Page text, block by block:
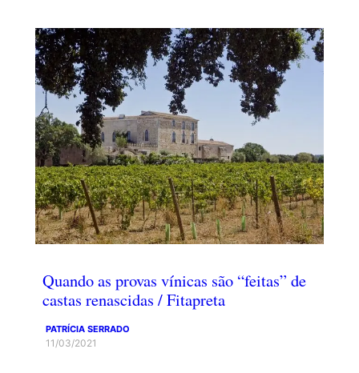
Quando as provas vínicas são “feitas” de
castas renascidas / Fitapreta
PATRÍCIA SERRADO
11/03/2021